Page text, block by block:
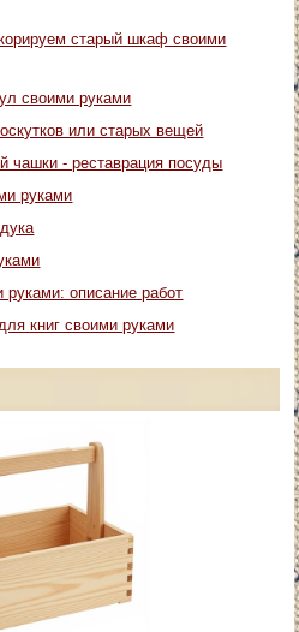
старый шкаф своими
своими руками
или старых вещей
чашки - реставрация посуды
руками
руками: описание работ
книг своими руками